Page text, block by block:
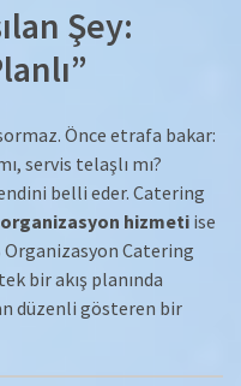
Şey:
Önce etrafa bakar:
servis telaşlı mı?
belli eder. Catering
organizasyon hizmeti ise
Catering
bir akış planında
düzenli gösteren bir